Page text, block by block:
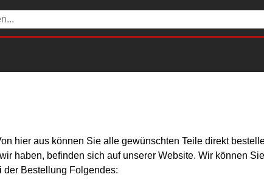
hier aus können Sie alle gewünschten Teile direkt
haben, befinden sich auf unserer Website. Wir können
der Bestellung Folgendes: